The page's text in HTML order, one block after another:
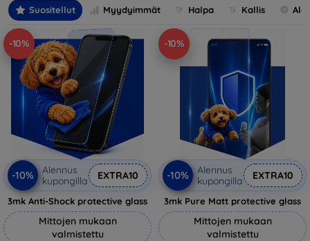
Suositellut Myydyimmät Halpa Kallis
-10%
-10%
Alennus
kupongilla
EXTRA10
3mk Anti-Shock protective glass
Mittojen mukaan
valmistettu
-10%
-10%
Alennus
kupongilla
EXTRA10
3mk Pure Matt protective glass
Mittojen mukaan
valmistettu